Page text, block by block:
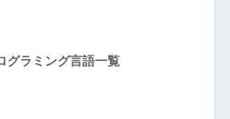
グラミング言語一覧